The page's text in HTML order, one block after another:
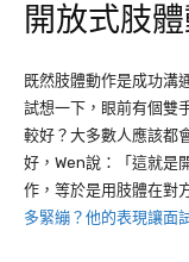
開放式肢
既然肢體動作是成功溝
試想一下，眼前有個雙
較好？大多數人應該都
好，Wen說：「這就是
作，等於是用肢體在對
多緊繃？他的表現讓面